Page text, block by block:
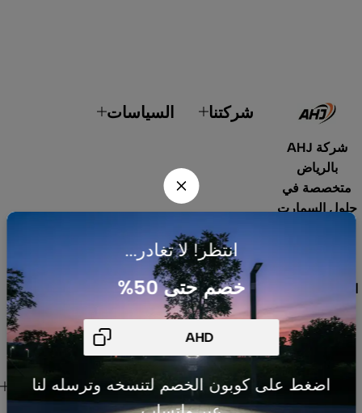
انتظر! لا تغادر...
خصم حتى 50%
اضغط على كوبون الخصم لتنسخه وترسله لنا
شركة AHJ
بالرياض
متخصصة في
حلول السمارت
والخارجية،
المنتجات
الكهربائية،
المستشعرات
شركتنا
روابط هامة
للعميل
السياسات